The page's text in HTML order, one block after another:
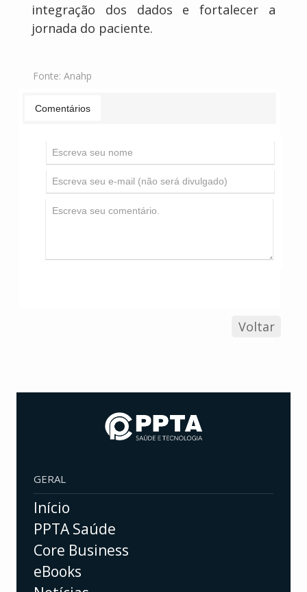
integração dos dados e fortalecer a
jornada do paciente.
Fonte: Anahp
Comentários
Voltar
GERAL
Início
PPTA Saúde
Core Business
eBooks